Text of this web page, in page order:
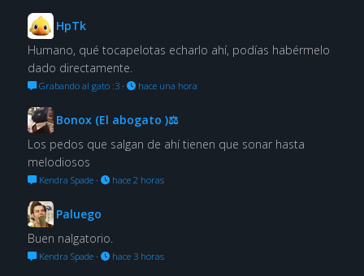
HpTk
Humano, qué tocapelotas echarlo ahí, podías habérmelo
dado directamente.
Grabando al gato :3· hace una hora
Bonox (El abogato )⚖
Los pedos que salgan de ahí tienen que sonar hasta
melodiosos
Kendra Spade· hace 2 horas
Paluego
Buen nalgatorio.
Kendra Spade· hace 3 horas